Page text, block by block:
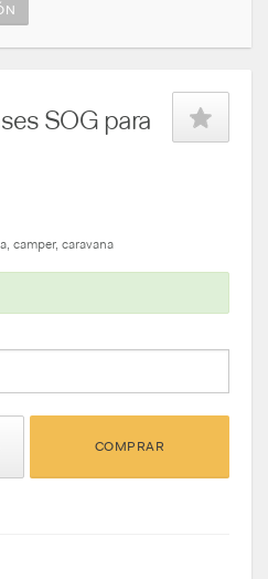
SOG para
camper caravana
COMPRAR